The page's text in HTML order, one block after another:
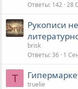
Ответы 142 28
Рукописи
brisk
Ответы 36 1
T
truelie